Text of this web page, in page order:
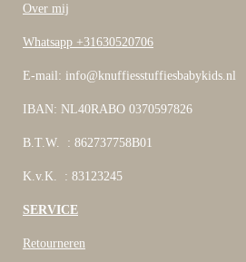
Over mij
Whatsapp +31630520706
E-mail: info@knuffiesstuffiesbabykids.nl
IBAN: NL40RABO 0370597826
B.T.W. : 862737758B01
K.v.K. : 83123245
SERVICE
Retourneren